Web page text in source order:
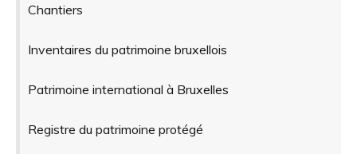
Chantiers
Inventaires du patrimoine bruxellois
Patrimoine international à Bruxelles
Registre du patrimoine protégé